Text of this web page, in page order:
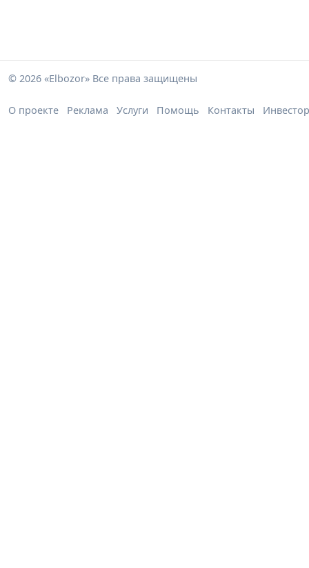
© 2026 «Elbozor» Все права защищены
О проекте Реклама Услуги Помощь Контакты